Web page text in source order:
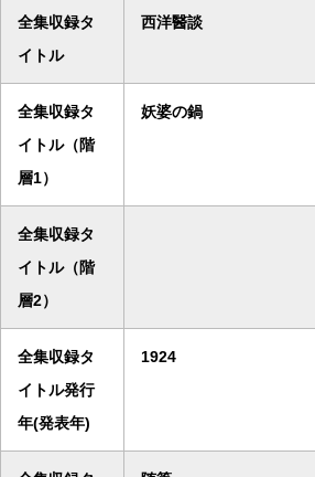
全集収録タ
イトル
西洋醫談
全集収録タ
イトル（階
層1）
妖婆の鍋
全集収録タ
イトル（階
層2）
全集収録タ
イトル発行
年(発表年)
1924